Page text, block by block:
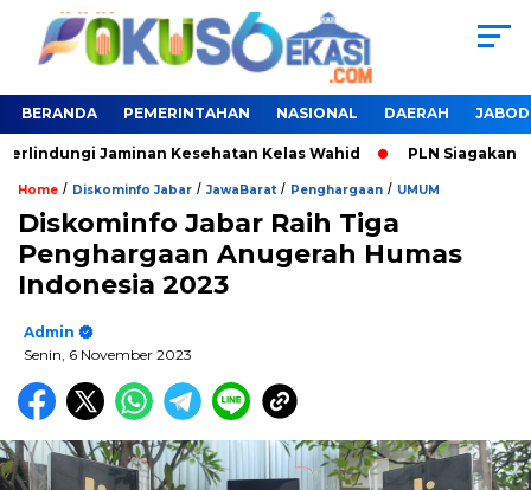
BERANDA PEMERINTAHAN NASIONAL DAERAH
Jaminan Kesehatan Kelas Wahid PLN Siagakan
Home / Diskominfo Jabar / JawaBarat/ Penghargaan / UMUM
Diskominfo Jabar Raih Tiga
Penghargaan Anugerah Humas
Indonesia 2023
Admin
Senin, 6 November 2023